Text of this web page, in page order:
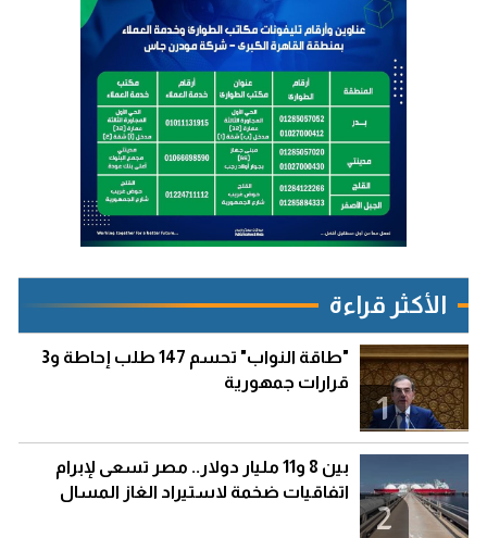
الأكثر قراءة
1
"طاقة النواب" تحسم 147 طلب إحاطة و3
قرارات جمهورية
2
بين 8 و11 مليار دولار.. مصر تسعى لإبرام
اتفاقيات ضخمة لاستيراد الغاز المسال